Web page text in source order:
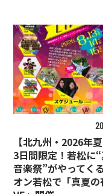
【北九州・2026年
3日間限定！若松に
音楽祭”がやってく
オン若松で「真夏の